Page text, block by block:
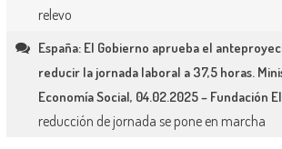
relevo
España: El Gobierno aprueba el
reducir la jornada laboral a 37,5 horas.
Economía Social, 04.02.2025 – Fundación
reducción de jornada se pone en marcha